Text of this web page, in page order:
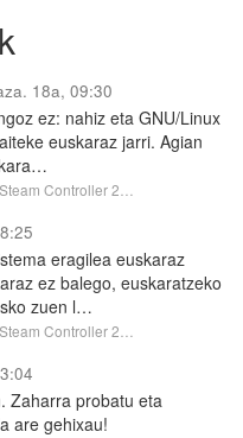
18a, 09:30
ez: nahiz eta GNU/Linux
euskaraz jarri. Agian
Controller 2…
eragilea euskaraz
ez balego, euskaratzeko
zuen l…
Controller 2…
Zaharra probatu eta
are gehixau!